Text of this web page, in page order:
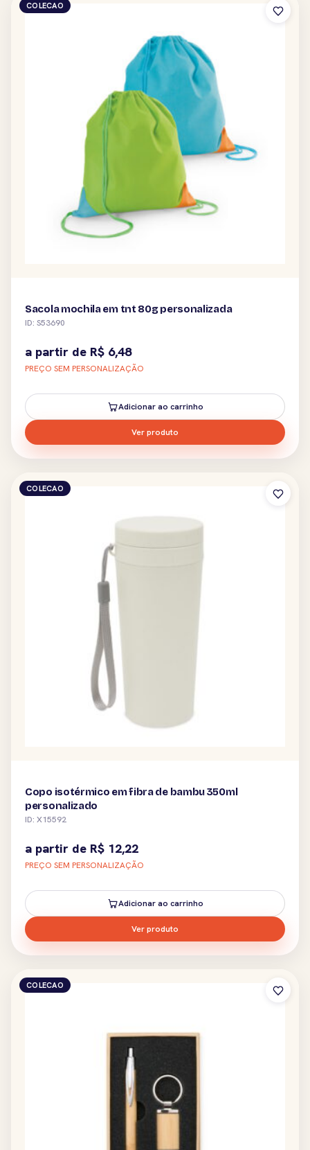
COLECAO
Sacola mochila em tnt 80g personalizada
ID: S53690
a partir de R$ 6,48
PREÇO SEM PERSONALIZAÇÃO
Adicionar ao carrinho
Ver produto
COLECAO
Copo isotérmico em fibra de bambu 350ml
personalizado
ID: X15592
a partir de R$ 12,22
PREÇO SEM PERSONALIZAÇÃO
Adicionar ao carrinho
Ver produto
COLECAO